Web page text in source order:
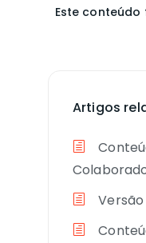
Este conteúdo
Artigos
Versão